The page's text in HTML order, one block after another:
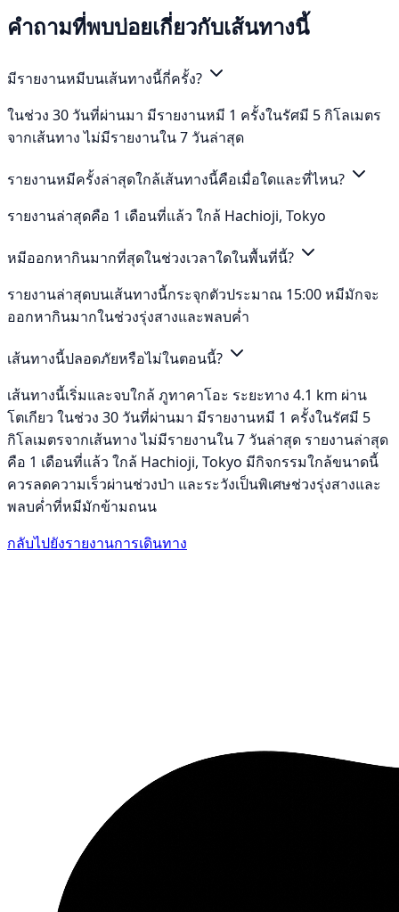
คำถามที่พบบ่อยเกี่ยวกับเส้นทางนี้
มีรายงานหมีบนเส้นทางนี้กี่ครั้ง?
ในช่วง 30 วันที่ผ่านมา มีรายงานหมี 1 ครั้งในรัศมี 5 กิโลเมตร
จากเส้นทาง ไม่มีรายงานใน 7 วันล่าสุด
รายงานหมีครั้งล่าสุดใกล้เส้นทางนี้คือเมื่อใดและที่ไหน?
รายงานล่าสุดคือ 1 เดือนที่แล้ว ใกล้ Hachioji, Tokyo
หมีออกหากินมากที่สุดในช่วงเวลาใดในพื้นที่นี้?
รายงานล่าสุดบนเส้นทางนี้กระจุกตัวประมาณ 15:00 หมีมักจะ
ออกหากินมากในช่วงรุ่งสางและพลบค่ำ
เส้นทางนี้ปลอดภัยหรือไม่ในตอนนี้?
เส้นทางนี้เริ่มและจบใกล้ ภูทาคาโอะ ระยะทาง 4.1 km ผ่าน
โตเกียว ในช่วง 30 วันที่ผ่านมา มีรายงานหมี 1 ครั้งในรัศมี 5
กิโลเมตรจากเส้นทาง ไม่มีรายงานใน 7 วันล่าสุด รายงานล่าสุด
คือ 1 เดือนที่แล้ว ใกล้ Hachioji, Tokyo มีกิจกรรมใกล้ขนาดนี้
ควรลดความเร็วผ่านช่วงป่า และระวังเป็นพิเศษช่วงรุ่งสางและ
พลบค่ำที่หมีมักข้ามถนน
กลับไปยังรายงานการเดินทาง